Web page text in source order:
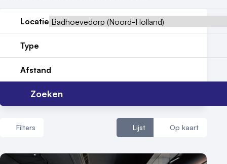
Locatie
Type
Afstand
Zoeken
Filters Lijst Op kaart